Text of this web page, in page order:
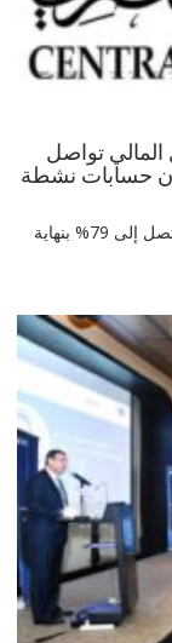
تواصل
يمتلكون حسابات نشطة
واصلت معدلات الشمول المالي في مصر ارتفاعها لتصل إلى 79% بنهاية